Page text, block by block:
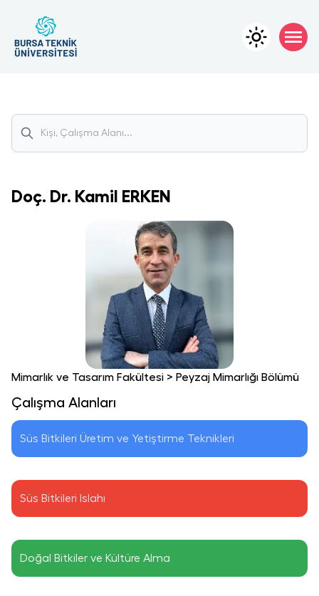
Doç. Dr. Kamil ERKEN
Mimarlık ve Tasarım Fakültesi > Peyzaj Mimarlığı Bölümü
Çalışma Alanları
Süs Bitkileri Üretim ve Yetiştirme Teknikleri
Süs Bitkileri Islahı
Doğal Bitkiler ve Kültüre Alma